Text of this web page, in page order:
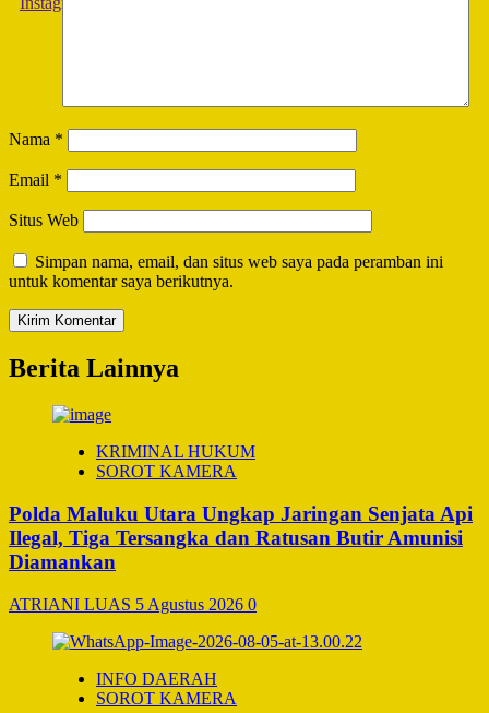
Nama *
Email *
Situs Web
Simpan nama, email, dan situs web saya pada peramban ini
untuk komentar saya berikutnya.
Berita Lainnya
KRIMINAL HUKUM
SOROT KAMERA
Polda Maluku Utara Ungkap Jaringan Senjata Api
Ilegal, Tiga Tersangka dan Ratusan Butir Amunisi
Diamankan
ATRIANI LUAS 5 Agustus 2026 0
INFO DAERAH
SOROT KAMERA